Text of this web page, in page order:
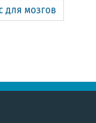
для мозгов